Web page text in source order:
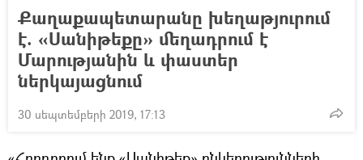
Քաղաքապետարանը խեղաթյուրում
է. «Սանիթեքը» մեղադրում է
Մարությանին և փաստեր
ներկայացնում
30 սեպտեմբերի 2019, 17:13